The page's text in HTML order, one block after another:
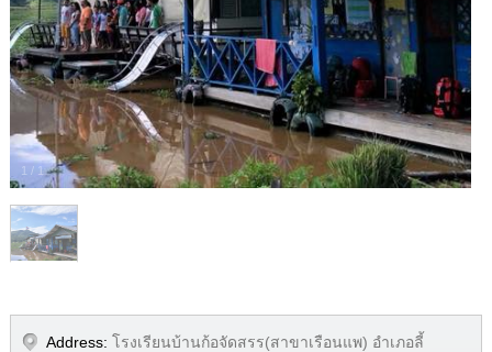
1 / 1
Address: โรงเรียนบ้านก้อจัดสรร(สาขาเรือนแพ) อำเภอลี้